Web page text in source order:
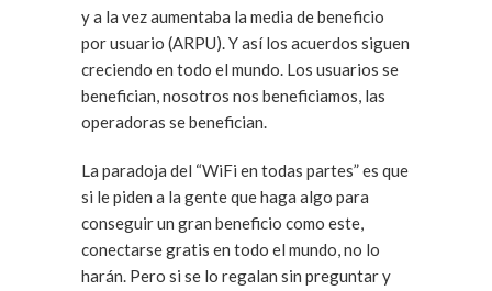
y a la vez aumentaba la media de beneficio
por usuario (ARPU). Y así los acuerdos siguen
creciendo en todo el mundo. Los usuarios se
benefician, nosotros nos beneficiamos, las
operadoras se benefician.
La paradoja del “WiFi en todas partes” es que
si le piden a la gente que haga algo para
conseguir un gran beneficio como este,
conectarse gratis en todo el mundo, no lo
harán. Pero si se lo regalan sin preguntar y